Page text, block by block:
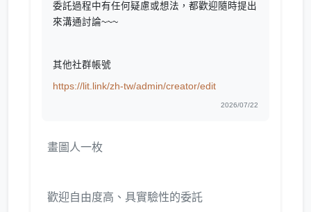
委託過程中有任何疑慮或想法，都歡迎隨時提出
來溝通討論~~~
其他社群帳號
https://lit.link/zh-tw/admin/creator/edit
2026/07/22
畫圖人一枚
歡迎自由度高、具實驗性的委託